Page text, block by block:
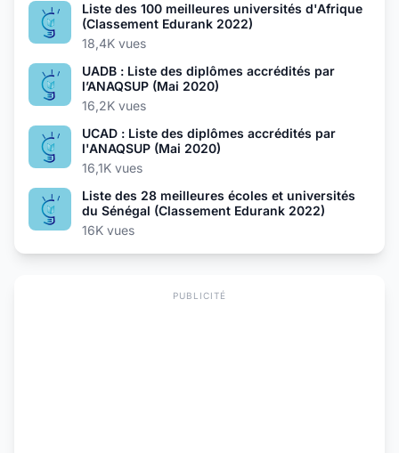
Liste des 100 meilleures universités d'Afrique
(Classement Edurank 2022)
18,4K vues
UADB : Liste des diplômes accrédités par
l’ANAQSUP (Mai 2020)
16,2K vues
UCAD : Liste des diplômes accrédités par
l'ANAQSUP (Mai 2020)
16,1K vues
Liste des 28 meilleures écoles et universités
du Sénégal (Classement Edurank 2022)
16K vues
PUBLICITÉ